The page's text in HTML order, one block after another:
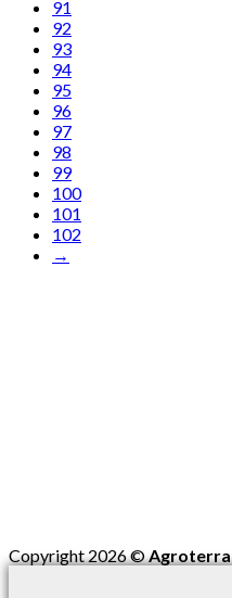
91
92
93
94
95
96
97
98
99
100
101
102
→
Copyright 2026 ©Agroterra